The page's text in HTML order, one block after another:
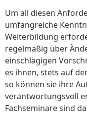
Um all diesen
umfangreiche
Weiterbildung
regelmäßig über
einschlägigen
es ihnen, stets auf
so können sie ihre
verantwortungsvoll
Fachseminare sind